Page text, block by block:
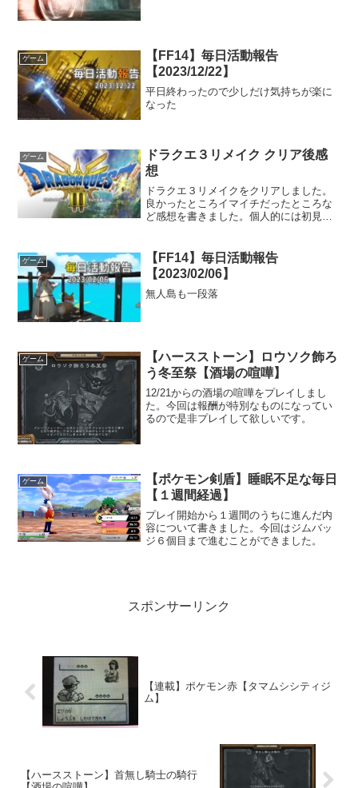
ゲーム
【FF14】毎日活動報告
【2023/12/22】
平日終わったので少しだけ気持ちが楽に
なった
ゲーム
ドラクエ３リメイク クリア後感
想
ドラクエ３リメイクをクリアしました。
良かったところイマイチだったところな
ど感想を書きました。個人的には初見な
ゲーム
【FF14】毎日活動報告
【2023/02/06】
無人島も一段落
ゲーム
【ハースストーン】ロウソク飾ろ
う冬至祭【酒場の喧嘩】
12/21からの酒場の喧嘩をプレイしまし
た。今回は報酬が特別なものになってい
るので是非プレイして欲しいです。
ゲーム
【ポケモン剣盾】睡眠不足な毎日
【１週間経過】
プレイ開始から１週間のうちに進んだ内
容について書きました。今回はジムバッ
ジ６個目まで進むことができました。
スポンサーリンク
【連載】ポケモン赤【タマムシシティジ
ム】
【ハースストーン】首無し騎士の騎行